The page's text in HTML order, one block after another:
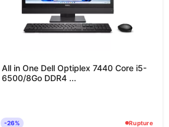
All in One Dell Optiplex 7440 Core i5-
6500/8Go DDR4 ...
-26% Rupture